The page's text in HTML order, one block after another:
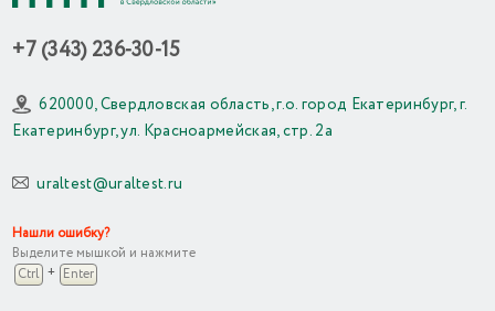
+7 (343) 236-30-15
620000, Свердловская область, г.о. город Екатеринбург, г.
Екатеринбург, ул. Красноармейская, стр. 2а
uraltest@uraltest.ru
Нашли ошибку?
Выделите мышкой и нажмите
Ctrl + Enter